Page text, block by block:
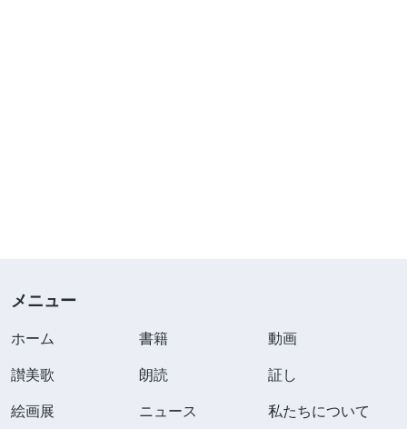
メニュー
ホーム 書籍
動画
讃美歌
朗読
証し
絵画展
ニュース 私たちについて